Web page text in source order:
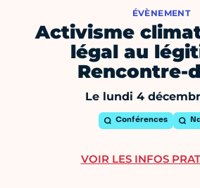
ÉVÈNEMENT
Activisme
légal au
Rencontre-
Le lundi 4
Conférences
VOIR LES INFOS